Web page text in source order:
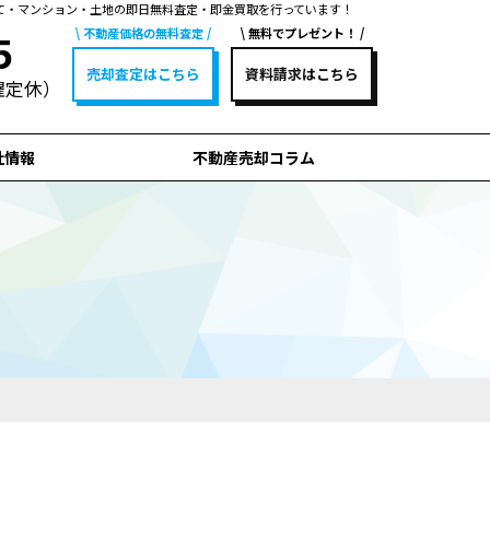
マンション・土地の即日無料査定・即金買取を行っています！
休）
不動産価格の無料査定
売却査定はこちら
無料でプレゼント！
資料請求はこちら
情報 不動産売却コラム